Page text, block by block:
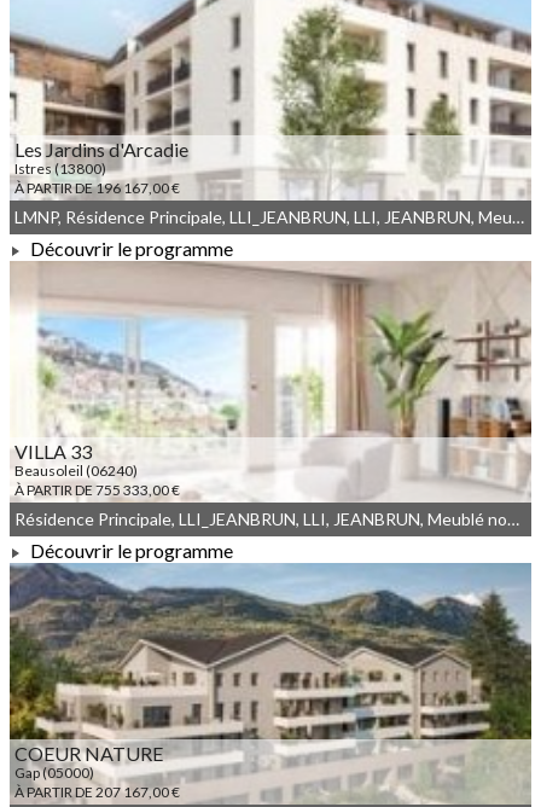
À PARTIR DE 208 083,00 €
Les Jardins d'Arcadie
Istres (13800)
À PARTIR DE 196 167,00 €
À PARTIR DE 196 167,00 €
LMNP, Résidence Principale, LLI_JEANBRUN, LLI, JEANBRUN, Meublé non géré, Droit commun
Découvrir le programme
VILLA 33
Beausoleil (06240)
À PARTIR DE 755 333,00 €
À PARTIR DE 755 333,00 €
Résidence Principale, LLI_JEANBRUN, LLI, JEANBRUN, Meublé non géré, Droit commun
Découvrir le programme
COEUR NATURE
Gap (05000)
À PARTIR DE 207 167,00 €